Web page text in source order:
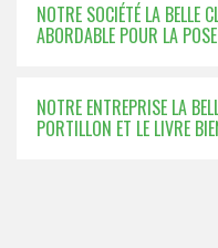
NOTRE SOCIÉTÉ LA BELLE
ABORDABLE POUR LA
NOTRE ENTREPRISE LA
PORTILLON ET LE LIVRE